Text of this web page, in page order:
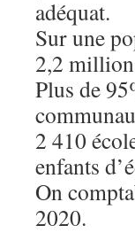
adéquat.
Sur une
2,2
Plus de
2 410
enfants
On
2020.